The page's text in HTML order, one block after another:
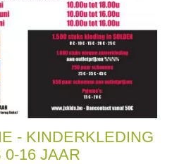
- KINDERKLEDING
0-16 JAAR